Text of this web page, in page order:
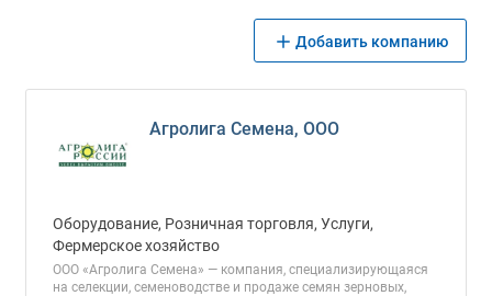
Добавить компанию
Агролига Семена, ООО
Оборудование, Розничная торговля, Услуги,
Фермерское хозяйство
ООО «Агролига Семена» — компания, специализирующаяся
на селекции, семеноводстве и продаже семян зерновых,